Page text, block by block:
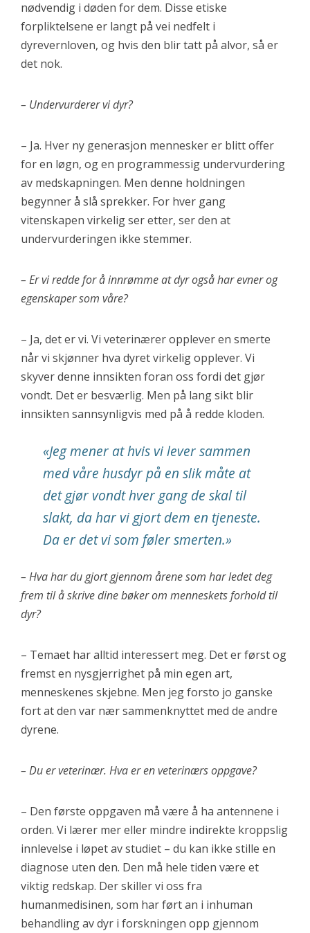
nødvendig i døden for dem. Disse etiske
forpliktelsene er langt på vei nedfelt i
dyrevernloven, og hvis den blir tatt på alvor, så er
det nok.
– Undervurderer vi dyr?
– Ja. Hver ny generasjon mennesker er blitt offer
for en løgn, og en programmessig undervurdering
av medskapningen. Men denne holdningen
begynner å slå sprekker. For hver gang
vitenskapen virkelig ser etter, ser den at
undervurderingen ikke stemmer.
– Er vi redde for å innrømme at dyr også har evner og
egenskaper som våre?
– Ja, det er vi. Vi veterinærer opplever en smerte
når vi skjønner hva dyret virkelig opplever. Vi
skyver denne innsikten foran oss fordi det gjør
vondt. Det er besværlig. Men på lang sikt blir
innsikten sannsynligvis med på å redde kloden.
«Jeg mener at hvis vi lever sammen
med våre husdyr på en slik måte at
det gjør vondt hver gang de skal til
slakt, da har vi gjort dem en tjeneste.
Da er det vi som føler smerten.»
– Hva har du gjort gjennom årene som har ledet deg
frem til å skrive dine bøker om menneskets forhold til
dyr?
– Temaet har alltid interessert meg. Det er først og
fremst en nysgjerrighet på min egen art,
menneskenes skjebne. Men jeg forsto jo ganske
fort at den var nær sammenknyttet med de andre
dyrene.
– Du er veterinær. Hva er en veterinærs oppgave?
– Den første oppgaven må være å ha antennene i
orden. Vi lærer mer eller mindre indirekte kroppslig
innlevelse i løpet av studiet – du kan ikke stille en
diagnose uten den. Den må hele tiden være et
viktig redskap. Der skiller vi oss fra
humanmedisinen, som har ført an i inhuman
behandling av dyr i forskningen opp gjennom